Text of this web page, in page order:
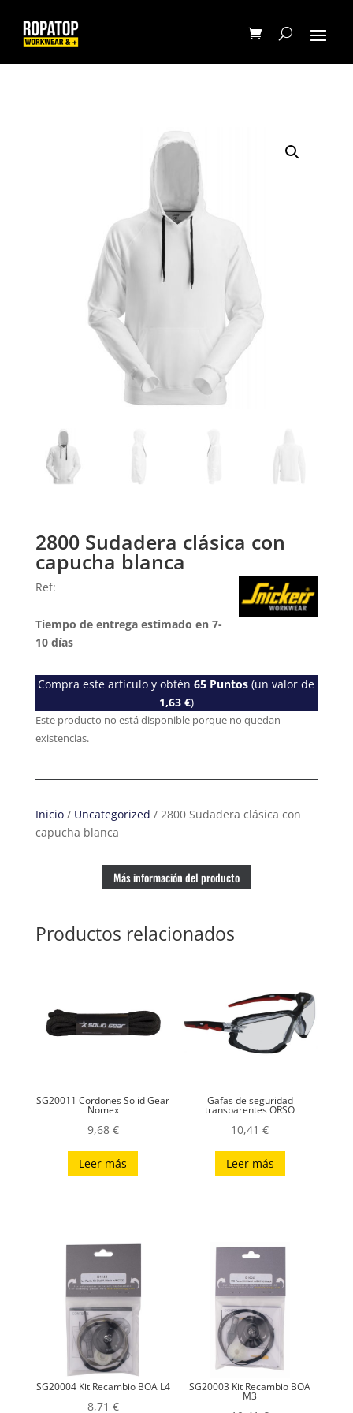
2800 Sudadera clásica con
capucha blanca
Ref:
Tiempo de entrega estimado en 7-
10 días
Compra este artículo y obtén65 Puntos (un valor de
1,63 €)
Este producto no está disponible porque no quedan
existencias.
Inicio/ Uncategorized / 2800 Sudadera clásica con
capucha blanca
Más información del producto
Productos relacionados
SG20011 Cordones Solid Gear
Nomex
9,68 €
Leer más
Gafas de seguridad
transparentes ORSO
10,41€
Leer más
SG20004 Kit Recambio BOA L4
8,71 €
SG20003 Kit Recambio BOA
M3